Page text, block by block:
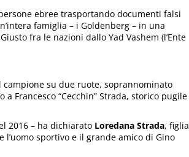
ebree trasportando documenti falsi
famiglia – i Goldenberg – in una
fra le nazioni dallo Yad Vashem (l’Ente
su due ruote, soprannominato
Francesco “Cecchin” Strada, storico pugile
2016 – ha dichiarato Loredana Strada, figlia
sportivo e il grande amico di Gino